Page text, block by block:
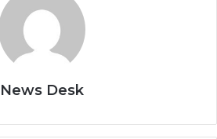
News Desk